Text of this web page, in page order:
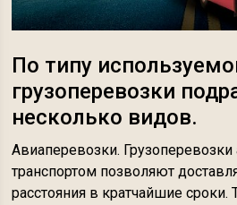
По типу
грузоперевозки
несколько видов.
Авиаперевозки.
транспортом позволяют
расстояния в кратчайшие сроки.